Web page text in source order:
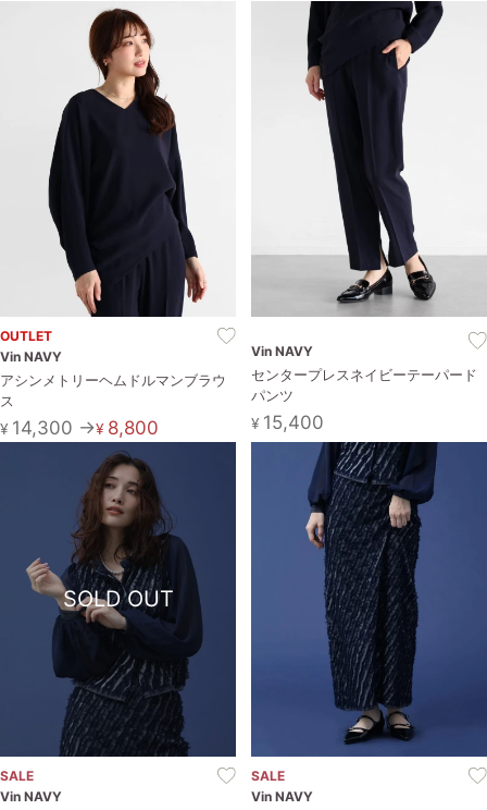
OUTLET
Vin NAVY
アシンメトリーヘムドルマンブラウ
ス
¥14,300 →¥8,800
Vin NAVY
センタープレスネイビーテーパード
パンツ
¥15,400
SOLD OUT
SALE
Vin NAVY
SALE
Vin NAVY